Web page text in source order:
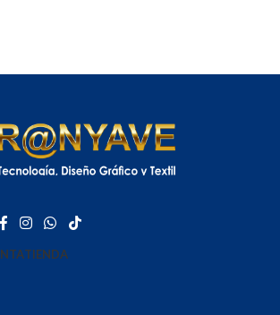
TIENDA